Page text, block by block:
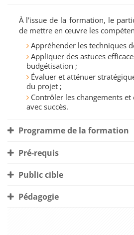
À l'issue de la formation, le
de mettre en œuvre les
Appréhender les techniques
Appliquer des astuces
budgétisation ;
Évaluer et atténuer
du projet ;
Contrôler les changements
avec succès.
Programme de la formation
Pré-requis
Public cible
Pédagogie